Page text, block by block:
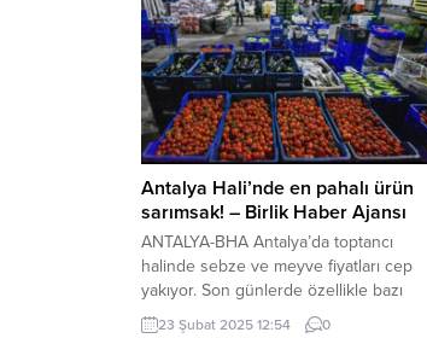
Antalya Hali’nde en pahalı ürün
sarımsak! – Birlik Haber Ajansı
ANTALYA-BHA Antalya’da toptancı
halinde sebze ve meyve fiyatları cep
yakıyor. Son günlerde özellikle bazı
ürünlerde yaşanan fiyat artışları dikkat
23 Şubat 2025 12:54 0